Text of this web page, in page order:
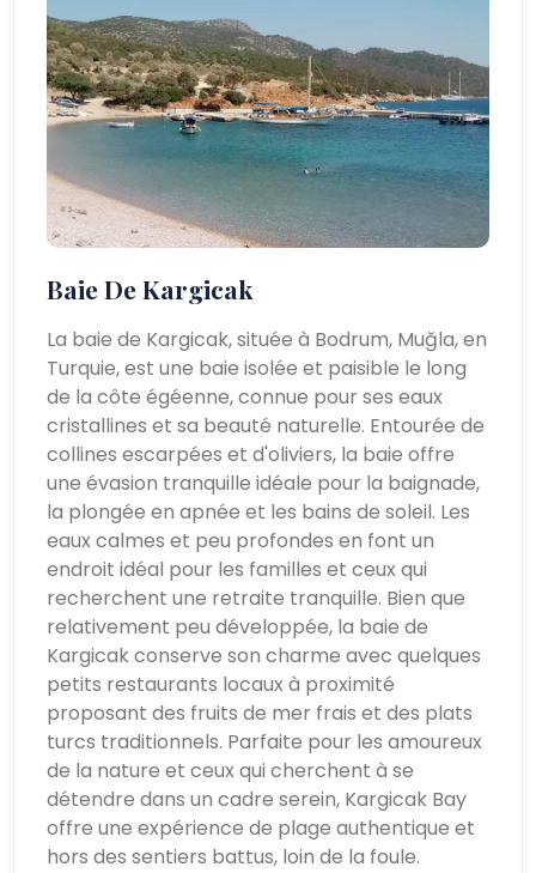
Baie De Kargicak
La baie de Kargicak, située à Bodrum, Muğla, en
Turquie, est une baie isolée et paisible le long
de la côte égéenne, connue pour ses eaux
cristallines et sa beauté naturelle. Entourée de
collines escarpées et d'oliviers, la baie offre
une évasion tranquille idéale pour la baignade,
la plongée en apnée et les bains de soleil. Les
eaux calmes et peu profondes en font un
endroit idéal pour les familles et ceux qui
recherchent une retraite tranquille. Bien que
relativement peu développée, la baie de
Kargicak conserve son charme avec quelques
petits restaurants locaux à proximité
proposant des fruits de mer frais et des plats
turcs traditionnels. Parfaite pour les amoureux
de la nature et ceux qui cherchent à se
détendre dans un cadre serein, Kargicak Bay
offre une expérience de plage authentique et
hors des sentiers battus, loin de la foule.